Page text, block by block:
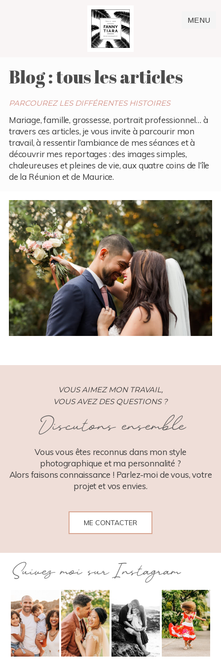
MENU
Blog : tous les articles
PARCOUREZ LES DIFFÉRENTES HISTOIRES
Mariage, famille, grossesse, portrait professionnel… à
travers ces articles, je vous invite à parcourir mon
travail, à ressentir l’ambiance de mes séances et à
découvrir mes reportages : des images simples,
chaleureuses et pleines de vie, aux quatre coins de l’île
de la Réunion et de Maurice.
Un mariage bohème chic à la
Sainte Hélène Réunion
VOUS AIMEZ MON TRAVAIL,
VOUS AVEZ DES QUESTIONS ?
Discutons ensemble
Vous vous êtes reconnus dans mon style
photographique et ma personnalité ?
Alors faisons connaissance ! Parlez-moi de vous, votre
projet et vos envies.
ME CONTACTER
Suivez moi sur Instagram